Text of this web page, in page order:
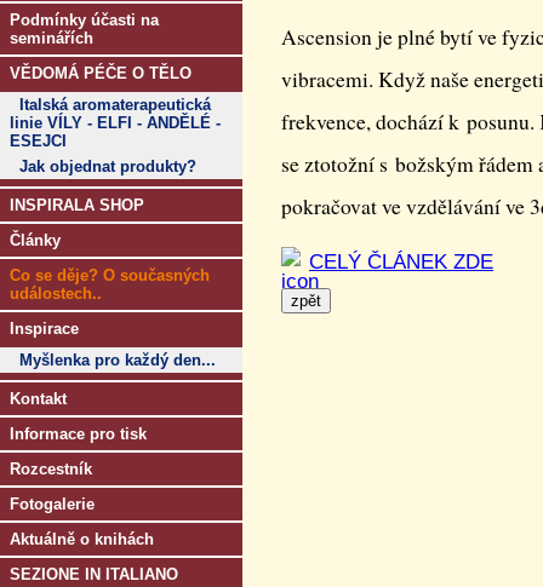
Podmínky účasti na
seminářích
VĚDOMÁ PÉČE O TĚLO
Italská aromaterapeutická
linie VÍLY - ELFI - ANDĚLÉ -
ESEJCI
Jak objednat produkty?
INSPIRALA SHOP
Články
Co se děje? O současných
událostech..
Inspirace
Myšlenka pro každý den...
Kontakt
Informace pro tisk
Rozcestník
Fotogalerie
Aktuálně o knihách
SEZIONE IN ITALIANO
Ascension je plné bytí ve
vibracemi. Když naše
frekvence, dochází k
se ztotožní s božským
pokračovat ve vzdělávání ve
CELÝ ČLÁNEK ZDE